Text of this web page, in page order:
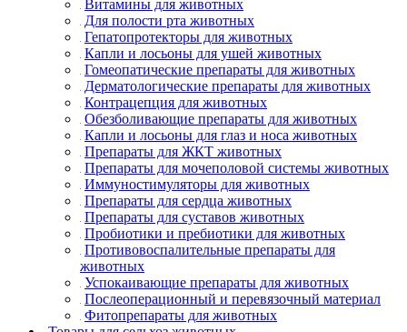
Витамины для животных
Для полости рта животных
Гепатопротекторы для животных
Капли и лосьоны для ушей животных
Гомеопатические препараты для животных
Дерматологические препараты для животных
Контрацепция для животных
Обезболивающие препараты для животных
Капли и лосьоны для глаз и носа животных
Препараты для ЖКТ животных
Препараты для мочеполовой системы животных
Иммуностимуляторы для животных
Препараты для сердца животных
Препараты для суставов животных
Пробиотики и пребиотики для животных
Противовоспалительные препараты для
животных
Успокаивающие препараты для животных
Послеоперационный и перевязочный материал
Фитопрепараты для животных